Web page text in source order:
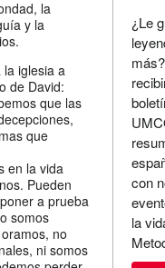
¿Le
con
la
la
y la
la iglesia a
de David:
que las
que
en la vida
Pueden
a prueba
somos
no
ni somos